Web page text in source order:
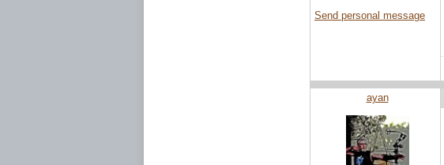
Send personal message
ayan